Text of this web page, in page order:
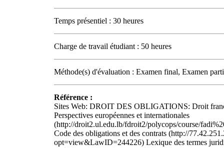
Temps présentiel : 30 heures
Charge de travail étudiant : 50 heures
Méthode(s) d'évaluation : Examen final, Examen
Référence :
Sites Web: DROIT DES OBLIGATIONS: Droit
Perspectives européennes et internationales
(http://droit2.ul.edu.lb/fdroit2/polycops/course/
Code des obligations et des contrats (http://
opt=view&LawID=244226) Lexique des termes